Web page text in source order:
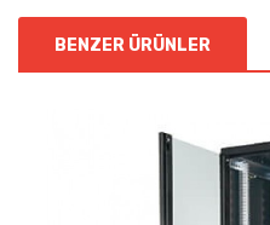
BENZER ÜRÜNLER